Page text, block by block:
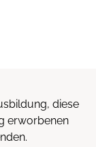
diese
erworbenen